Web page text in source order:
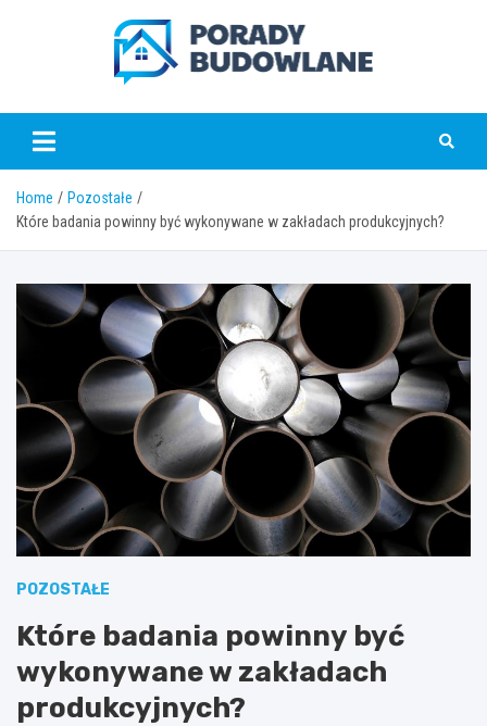
poradybudowlane.pl
Home
Pozostałe
Które badania powinny być wykonywane w zakładach produkcyjnych?
POZOSTAŁE
Które badania powinny być
wykonywane w zakładach
produkcyjnych?